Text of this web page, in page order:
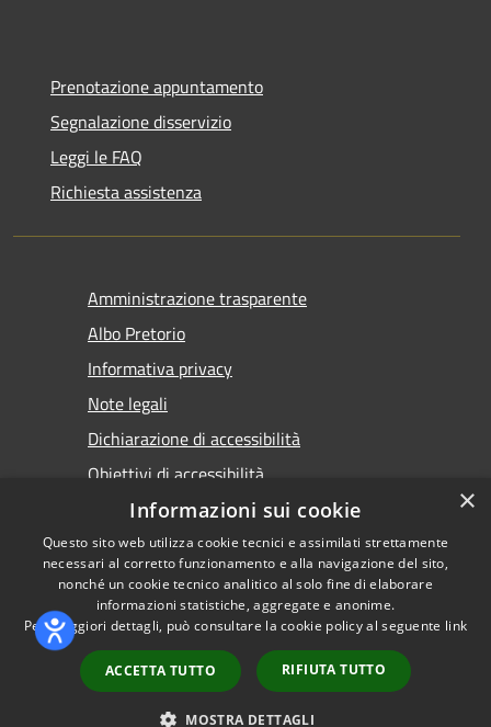
Prenotazione appuntamento
Segnalazione disservizio
Leggi le FAQ
Richiesta assistenza
Amministrazione trasparente
Albo Pretorio
Informativa privacy
Note legali
Dichiarazione di accessibilità
Obiettivi di accessibilità
RSS
Accessibilità
Copyright © 2026 • Comune di
Torremaggiore • Powered by
Municipium•
Accesso
redazione
×
Informazioni sui cookie
Questo sito web utilizza cookie tecnici e assimilati strettamente
necessari al corretto funzionamento e alla navigazione del sito,
nonché un cookie tecnico analitico al solo fine di elaborare
informazioni statistiche, aggregate e anonime.
Per maggiori dettagli, può consultare la cookie policy al seguente link
ACCETTA TUTTO RIFIUTA TUTTO
MOSTRA DETTAGLI
Premi Escape per chiudere